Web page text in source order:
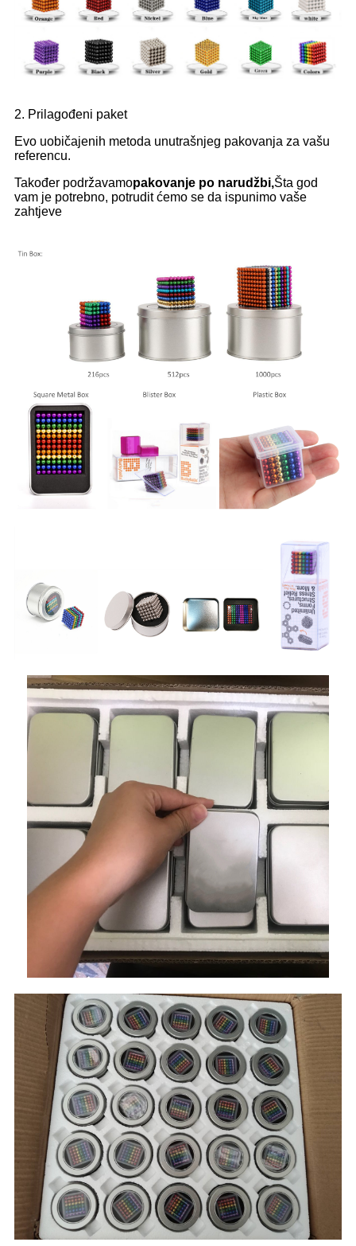
2. Prilagođeni paket
Evo uobičajenih metoda unutrašnjeg pakovanja za vašu
referencu.
Također podržavamopakovanje po narudžbi,Šta god
vam je potrebno, potrudit ćemo se da ispunimo vaše
zahtjeve